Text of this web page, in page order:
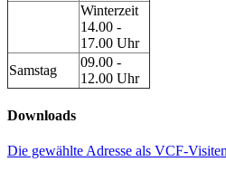
Winterzeit
14.00 -
17.00 Uhr
Samstag
09.00 -
12.00 Uhr
Downloads
Die gewählte Adresse als VCF-